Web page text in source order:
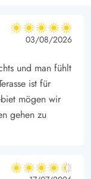
sich die Gegend
erwartet euch.
Geschäften,
5 von 5
5 von 5
5 out of 5
03/08/2026
und man fühlt
ist für
mögen wir
gehen zu
4.5 von 5